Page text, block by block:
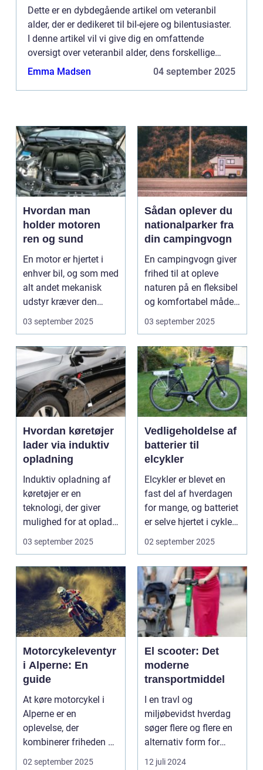
Dette er en dybdegående artikel om veteranbil
alder, der er dedikeret til bil-ejere og bilentusiaster.
I denne artikel vil vi give dig en omfattende
oversigt over veteranbil alder, dens forskellige
typer, populære modeller, kvantitative m...
Emma Madsen 04 september 2025
Hvordan man
holder motoren
ren og sund
En motor er hjertet i
enhver bil, og som med
alt andet mekanisk
udstyr kræver den
omsorg for a...
03 september 2025
Sådan oplever du
nationalparker fra
din campingvogn
En campingvogn giver
frihed til at opleve
naturen på en fleksibel
og komfortabel måde.
N...
03 september 2025
Hvordan køretøjer
lader via induktiv
opladning
Induktiv opladning af
køretøjer er en
teknologi, der giver
mulighed for at oplade
uden...
03 september 2025
Vedligeholdelse af
batterier til
elcykler
Elcykler er blevet en
fast del af hverdagen
for mange, og batteriet
er selve hjertet i cyklen.
Et go...
02 september 2025
Motorcykeleventyr
i Alperne: En
guide
At køre motorcykel i
Alperne er en
oplevelse, der
kombinerer friheden på
to hjul med no...
02 september 2025
El scooter: Det
moderne
transportmiddel
I en travl og
miljøbevidst hverdag
søger flere og flere en
alternativ form for
transport. El scooter...
12 juli 2024